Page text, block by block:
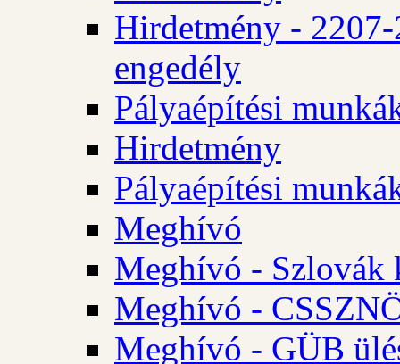
Hirdetmény -
engedély
Pályaépítési
Hirdetmény
Pályaépítési
Meghívó
Meghívó - Szlovák
Meghívó -
Meghívó - GÜB